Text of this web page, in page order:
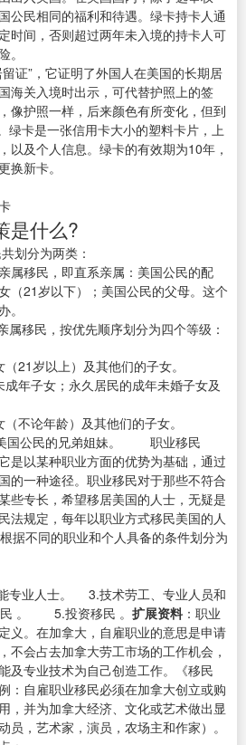
公民相同的福利和待遇。绿卡持卡人通
时间，否则超过两年未入境的持卡人可
。
证”，它证明了外国人在美国的长期居
海关入境时出示，可代替护照上的签
像护照一样，后来颜色有所变化，但到
绿卡是一张信用卡大小的塑料卡片，上
以及个人信息。绿卡的有效期为10年，
换新卡。
是什么?
划分为两类：
属移民，即直系亲属：美国公民的配
（21岁以下）；美国公民的父母。这个
办。
属移民，按优先顺序划分为四个等级：
（21岁以上）及其他们的子女。
成年子女；永久居民的成年未婚子女及
（不论年龄）及其他们的子女。
美国公民的兄弟姐妹。 职业移民
以某种职业方面的优势为基础，通过
的一种途径。职业移民对于那些不符合
些专长，希望移居美国的人士，无疑是
法规定，每年以职业方式移民美国的人
据不同的职业和个人具备的条件划分为
专业人士。 3.技术劳工、专业人员和
。 5.投资移民 。 扩展资料 ：职业
义。在加拿大，自雇职业的意思是申请
不会占去加拿大劳工市场的工作机会，
及专业技术为自己创造工作。《移民
：自雇职业移民必须在加拿大创立或购
，并为加拿大经济、文化或艺术做出显
员，艺术家，演员，农场主和作家）。